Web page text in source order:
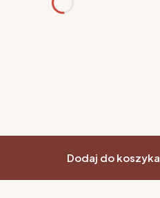
Dodaj do koszyka